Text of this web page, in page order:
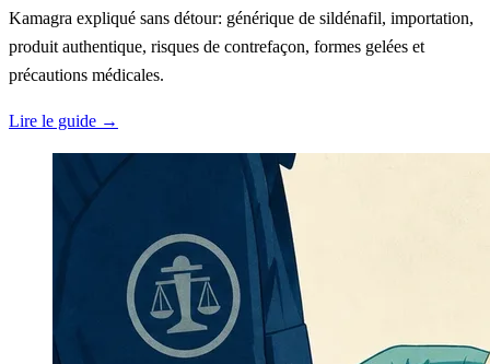
Kamagra expliqué sans détour: générique de sildénafil, importation,
produit authentique, risques de contrefaçon, formes gelées et
précautions médicales.
Lire le guide →